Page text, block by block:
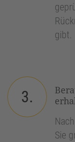
gibt.
3.
Sie